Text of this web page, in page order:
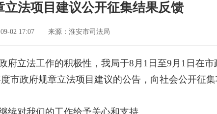
立法项目建议公开征集结果反馈
09-02 17:07 来源：淮安市司法局
立法工作的积极性，我局于8月1日至9月1日在
市政府规章立法项目建议的公告，向社会公开征
对我们的工作给予关心和支持。